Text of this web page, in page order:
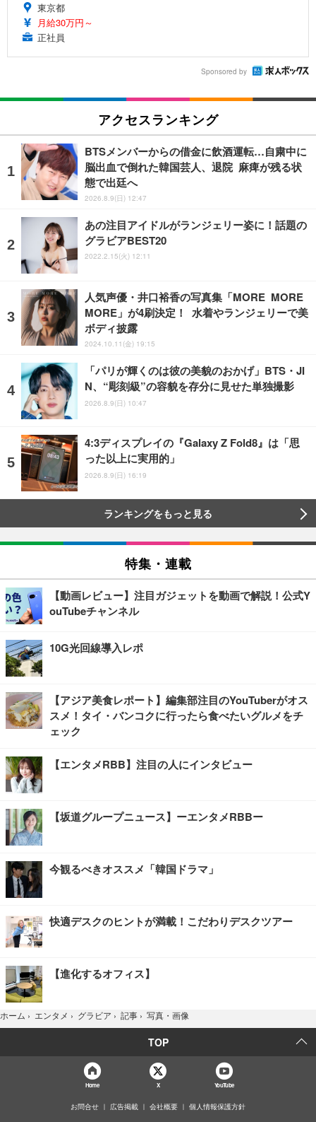
東京都
月給30万円～
正社員
Sponsored by
アクセスランキング
BTSメンバーからの借金に飲酒運転…自粛中に
脳出血で倒れた韓国芸人、退院 麻痺が残る状
態で出廷へ
2026.8.9(日) 12:47
あの注目アイドルがランジェリー姿に！話題の
グラビアBEST20
2022.2.15(火) 12:11
人気声優・井口裕香の写真集「MORE MORE
MORE」が4刷決定！ 水着やランジェリーで美
ボディ披露
2024.10.11(金) 19:15
「パリが輝くのは彼の美貌のおかげ」BTS・JI
N、“彫刻級”の容貌を存分に見せた単独撮影
2026.8.9(日) 10:47
4:3ディスプレイの『Galaxy Z Fold8』は「思
った以上に実用的」
2026.8.9(日) 16:19
ランキングをもっと見る
特集・連載
【動画レビュー】注目ガジェットを動画で解説！公式Y
ouTubeチャンネル
10G光回線導入レポ
【アジア美食レポート】編集部注目のYouTuberがオス
スメ！タイ・バンコクに行ったら食べたいグルメをチ
ェック
【エンタメRBB】注目の人にインタビュー
【坂道グループニュース】ーエンタメRBBー
今観るべきオススメ「韓国ドラマ」
快適デスクのヒントが満載！こだわりデスクツアー
【進化するオフィス】
ホーム › エンタメ › グラビア › 記事 › 写真・画像
TOP
Home X YouTube
お問合せ 広告掲載 会社概要 個人情報保護方針